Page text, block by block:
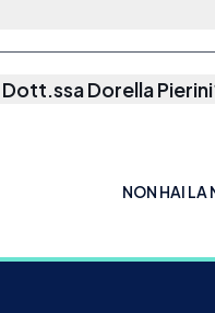
Dott.ssa Dorella Pierini
NON HAI LA